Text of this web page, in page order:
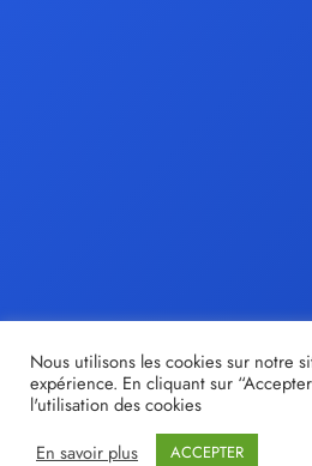
© tristan-moir.fr |Share out
Nous utilisons les cookies sur notre
expérience. En cliquant sur
l'utilisation des cookies
En savoir plus
ACCEPTER